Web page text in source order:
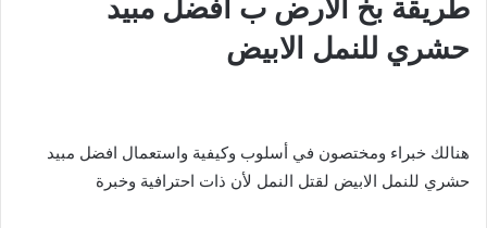
طريقة بخ الارض ب افضل مبيد
حشري للنمل الابيض
هنالك خبراء ومختصون في أسلوب وكيفية واستعمال افضل مبيد
حشري للنمل الابيض لقتل النمل لأن ذات احترافية وخبرة